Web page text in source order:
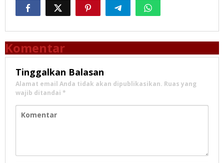
Komentar
Tinggalkan Balasan
Alamat email Anda tidak akan dipublikasikan. Ruas yang
wajib ditandai *